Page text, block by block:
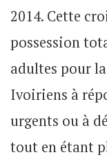
2014. Cette
possession
adultes pour
Ivoiriens à
urgents ou à
tout en étant